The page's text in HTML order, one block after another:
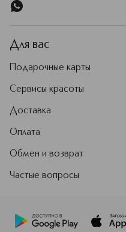
Для вас
Подарочные карты
Сервисы красоты
Доставка
Оплата
Обмен и возврат
Частые вопросы